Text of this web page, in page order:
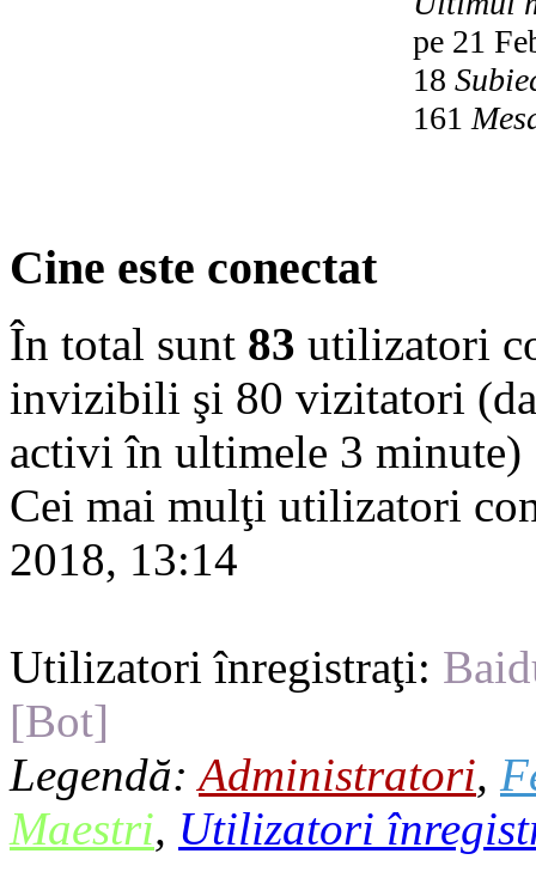
pe 21
18
161
Cine este conectat
În total sunt 83 utilizatori
invizibili şi 80 vizitatori
activi în ultimele 3 minute)
Cei mai mulţi utilizatori
2018, 13:14
Utilizatori înregistraţi:
[Bot]
Legendă:Administratori,
Maestri, Utilizatori